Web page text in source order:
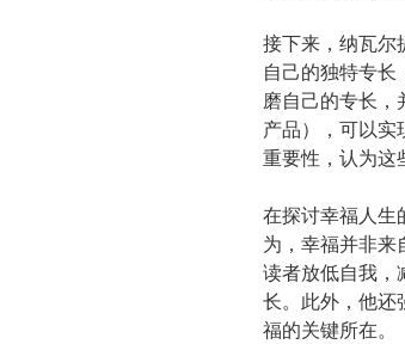
接下来，纳瓦尔
自己的独特专
磨自己的专长，
产品），可以实
重要性，认为这
在探讨幸福人生
为，幸福并非来
读者放低自我，
长。此外，他还
福的关键所在。